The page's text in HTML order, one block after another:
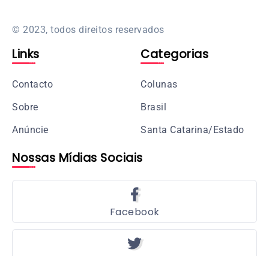
© 2023, todos direitos reservados
Links
Contacto
Sobre
Anúncie
Categorias
Colunas
Brasil
Santa Catarina/Estado
Nossas Mídias Sociais
Facebook